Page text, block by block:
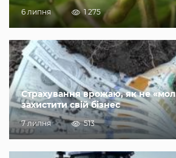
6 липня 1 275
Страхування врожаю, як не
захистити свій бізнес
7 липня 513